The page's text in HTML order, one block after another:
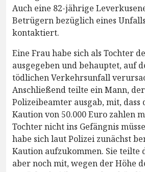
Auch eine 82-jährige
Betrügern bezüglich eines
kontaktiert.
Eine Frau habe sich als Tochter
ausgegeben und behauptet, auf
tödlichen Verkehrsunfall
Anschließend teilte ein Mann,
Polizeibeamter ausgab, mit, dass
Kaution von 50.000 Euro zahlen
Tochter nicht ins Gefängnis
habe sich laut Polizei zunächst
Kaution aufzukommen. Sie teilte
aber noch mit, wegen der Höhe